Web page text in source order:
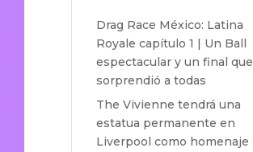
Drag Race México: Latina
Royale capítulo 1 | Un Ball
espectacular y un final que
sorprendió a todas
The Vivienne tendrá una
estatua permanente en
Liverpool como homenaje